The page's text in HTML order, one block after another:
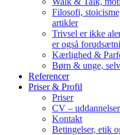
Filosofi,
artikler
Trivsel er ikke
er også
Kærlighed &
Børn & unge,
Referencer
Priser & Profil
Priser
CV –
Kontakt
Betingelser, etik